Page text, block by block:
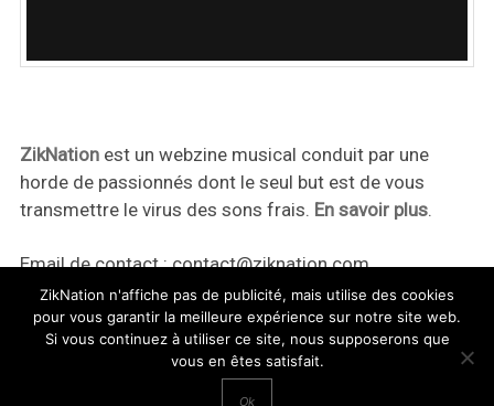
ZikNationest un webzine musical conduit par une
horde de passionnés dont le seul but est de vous
transmettre le virus des sons frais. En savoir plus.
Email de contact :contact@ziknation.com
ZikNation n'affiche pas de publicité, mais utilise des cookies
pour vous garantir la meilleure expérience sur notre site web.
Si vous continuez à utiliser ce site, nous supposerons que
vous en êtes satisfait.
Ok